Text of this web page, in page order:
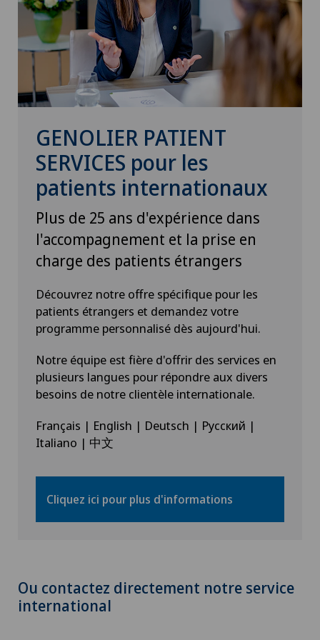
Coloproctologie
Conflit fémoro-acétabulaire
Conseils nutritionnels
Consultations ophtalmologiques
Courbure du pénis
Da Vinci
Déchirure du ménisque
Déchirure du talon d’Achille
Densitométrie
Dermatologie & Vénéréologie
Dermatologie esthétique et correctrice
Diabétologie
GENOLIER PATIENT
SERVICES pour les
patients internationaux
Plus de 25 ans d'expérience dans
l'accompagnement et la prise en
charge des patients étrangers
Découvrez notre offre spécifique pour les
patients étrangers et demandez votre
programme personnalisé dès aujourd'hui.
Notre équipe est fière d'offrir des services en
plusieurs langues pour répondre aux divers
besoins de notre clientèle internationale.
Français | English | Deutsch | Русский |
Italiano | 中文
Cliquez ici pour plus d'informations
Ou contactez directement notre service
international